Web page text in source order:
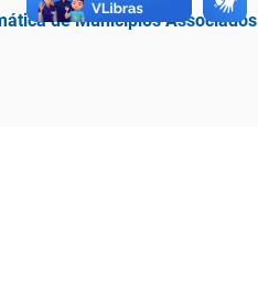
de Municípios Associados